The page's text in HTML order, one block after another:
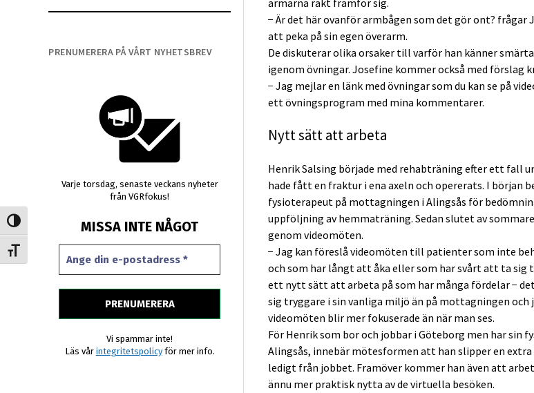
Slå på/av hög kontrast
Slå på/av textstorlek
PRENUMERERA PÅ VÅRT NYHETSBREV
Varje torsdag, senaste veckans nyheter
från VGRfokus!
MISSA INTE NÅGOT
Vi spammar inte!
Läs vår integritetspolicyför mer info.
armarna rakt framför sig.
− Är det här ovanför armbågen som det gör ont? frågar
att peka på sin egen överarm.
De diskuterar olika orsaker till varför han känner
igenom övningar. Josefine kommer också med
− Jag mejlar en länk med övningar som du kan se på
ett övningsprogram med mina kommentarer.
Nytt sätt att arbeta
Henrik Salsing började med rehabträning efter ett fall
hade fått en fraktur i ena axeln och opererats. I början
fysioterapeut på mottagningen i Alingsås för
uppföljning av hemmaträning. Sedan slutet av
genom videomöten.
− Jag kan föreslå videomöten till patienter som inte
och som har långt att åka eller som har svårt att ta
ett nytt sätt att arbeta på som har många fördelar −
sig tryggare i sin vanliga miljö än på mottagningen och
videomöten blir mer fokuserade än när man ses.
För Henrik som bor och jobbar i Göteborg men har sin
Alingsås, innebär mötesformen att han slipper en extra
ledigt från jobbet. Framöver kommer han även att
ännu mer praktisk nytta av de virtuella besöken.